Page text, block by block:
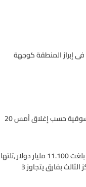
إبراز المنطقة كوجهة
ومع اقتراب نهاية النصف الثانى أعدت “أموال” قائمة بأقوى 25 شركة عقارية من حيث القيمة السوقية حسب إغلاق أمس 20
بلغت القيمة السوقية لأكبر الشركات نحو 63.502 مليار دولار ,احتلت صدارة القائمة بقيمة سوقية بلغت 11.100 مليار دولار ,تلتها
بالمرتبة الثانية إعمار الإمارتية بقيمة تقدر بنحو 9.927 مليار دولار .ثم جاءت إزدان القابضة فى المركز الثالث بفارق يتجاوز 3